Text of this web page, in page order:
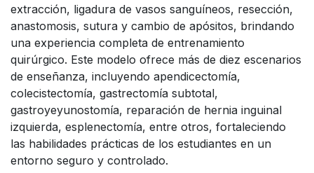
extracción, ligadura de vasos sanguíneos, resección,
anastomosis, sutura y cambio de apósitos, brindando
una experiencia completa de entrenamiento
quirúrgico. Este modelo ofrece más de diez escenarios
de enseñanza, incluyendo apendicectomía,
colecistectomía, gastrectomía subtotal,
gastroyeyunostomía, reparación de hernia inguinal
izquierda, esplenectomía, entre otros, fortaleciendo
las habilidades prácticas de los estudiantes en un
entorno seguro y controlado.